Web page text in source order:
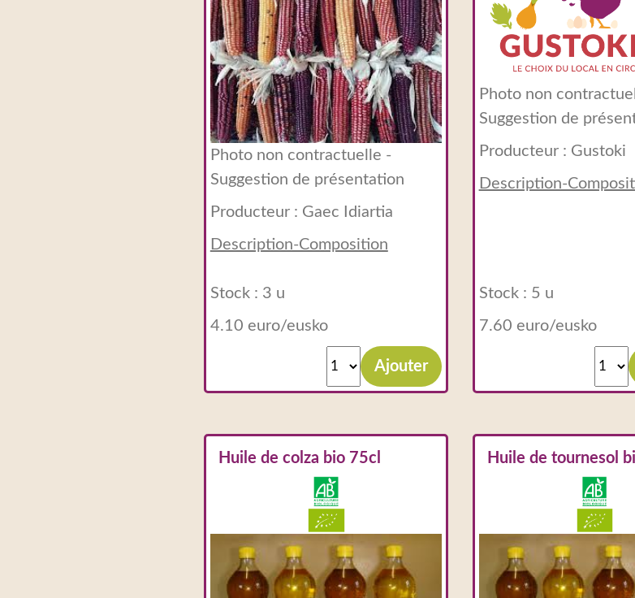
Photo non contractuelle -
Suggestion de présentation
Producteur : Gaec Idiartia
Description-Composition
Stock : 3 u
4.10 euro/eusko
Ajouter
Photo non
Suggestion de
Producteur : Gustoki
Description-
Stock : 5 u
7.60 euro/eusko
Huile de colza bio 75cl Huile de tournesol